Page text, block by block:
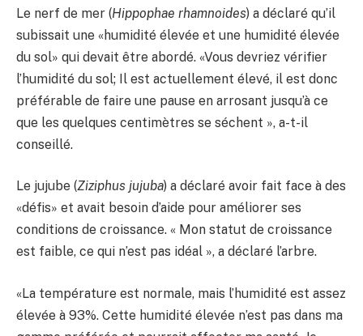
Le nerf de mer (Hippophae rhamnoides) a déclaré qu’il
subissait une «humidité élevée et une humidité élevée
du sol» qui devait être abordé. «Vous devriez vérifier
l’humidité du sol; Il est actuellement élevé, il est donc
préférable de faire une pause en arrosant jusqu’à ce
que les quelques centimètres se séchent », a-t-il
conseillé.
Le jujube (Ziziphus jujuba) a déclaré avoir fait face à des
«défis» et avait besoin d’aide pour améliorer ses
conditions de croissance. « Mon statut de croissance
est faible, ce qui n’est pas idéal », a déclaré l’arbre.
«La température est normale, mais l’humidité est assez
élevée à 93%. Cette humidité élevée n’est pas dans ma